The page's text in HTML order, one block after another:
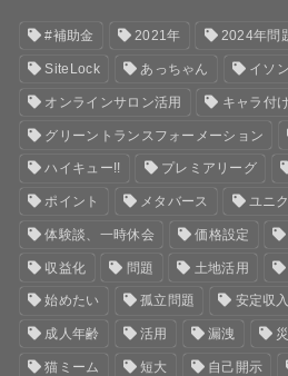
#補助金 2021年 2024年問
SiteLock あっちゃん イソ
オンラインサロン活用 キャラ付け
グリーントランスフォーメーション
ハイキュー!! プレミアリーグ
ポイント メタバース ユニ
体験談、一時休会 価格設定
収益化 問題 土地活用
始めたい 孤立問題 安定収入
成人年齢 活用 漏洩
猫ミーム 短大 自己開示